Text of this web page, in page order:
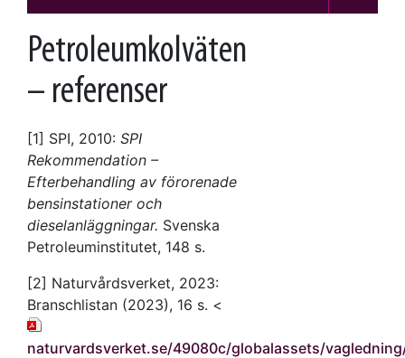
Petroleumkolväten
– referenser
[1] SPI, 2010: SPI
Rekommendation –
Efterbehandling av förorenade
bensinstationer och
dieselanläggningar. Svenska
Petroleuminstitutet, 148 s.
[2] Naturvårdsverket, 2023:
Branschlistan (2023), 16 s. <
naturvardsverket.se/49080c/globalassets/